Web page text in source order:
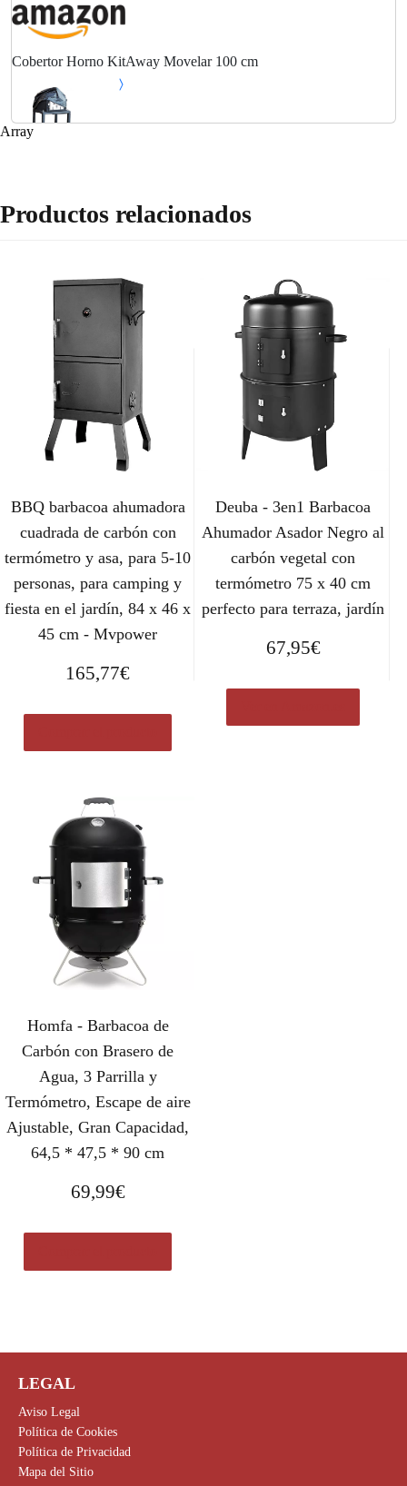
Cobertor Horno KitAway Movelar 100 cm
Array
Productos relacionados
BBQ barbacoa ahumadora
cuadrada de carbón con
termómetro y asa, para 5-10
personas, para camping y
fiesta en el jardín, 84 x 46 x
45 cm - Mvpower
165,77€
Deuba - 3en1 Barbacoa
Ahumador Asador Negro al
carbón vegetal con
termómetro 75 x 40 cm
perfecto para terraza, jardín
67,95€
Homfa - Barbacoa de
Carbón con Brasero de
Agua, 3 Parrilla y
Termómetro, Escape de aire
Ajustable, Gran Capacidad,
64,5 * 47,5 * 90 cm
69,99€
LEGAL
Aviso Legal
Política de Cookies
Política de Privacidad
Mapa del Sitio